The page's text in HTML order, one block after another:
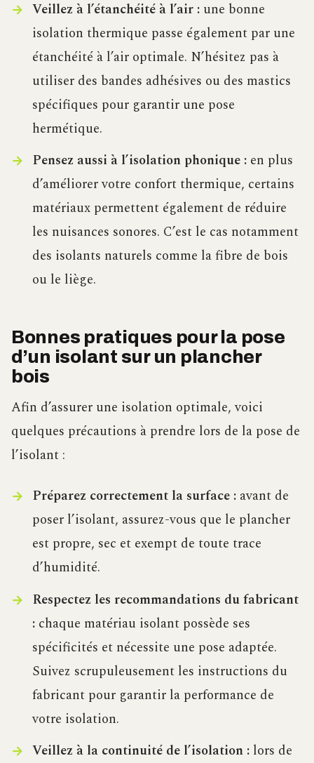
Veillez à l’étanchéité à l’air :une bonne
isolation thermique passe également par une
étanchéité à l’air optimale. N’hésitez pas à
utiliser des bandes adhésives ou des mastics
spécifiques pour garantir une pose
hermétique.
Pensez aussi à l’isolation phonique :en plus
d’améliorer votre confort thermique, certains
matériaux permettent également de réduire
les nuisances sonores. C’est le cas notamment
des isolants naturels comme la fibre de bois
ou le liège.
Bonnes pratiques pour la pose
d’un isolant sur un plancher
bois
Afin d’assurer une isolation optimale, voici
quelques précautions à prendre lors de la pose de
l’isolant :
Préparez correctement la surface :avant de
poser l’isolant, assurez-vous que le plancher
est propre, sec et exempt de toute trace
d’humidité.
Respectez les recommandations du fabricant
:chaque matériau isolant possède ses
spécificités et nécessite une pose adaptée.
Suivez scrupuleusement les instructions du
fabricant pour garantir la performance de
votre isolation.
Veillez à la continuité de l’isolation :lors de